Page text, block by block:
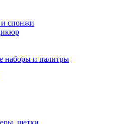
спонжи
наборы и палитры
щетки